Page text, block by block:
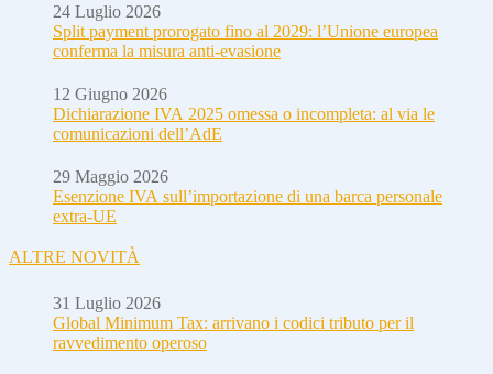
24 Luglio 2026
Split payment prorogato fino al 2029: l’Unione europea
conferma la misura anti-evasione
12 Giugno 2026
Dichiarazione IVA 2025 omessa o incompleta: al via le
comunicazioni dell’AdE
29 Maggio 2026
Esenzione IVA sull’importazione di una barca personale
extra-UE
ALTRE NOVITÀ
31 Luglio 2026
Global Minimum Tax: arrivano i codici tributo per il
ravvedimento operoso